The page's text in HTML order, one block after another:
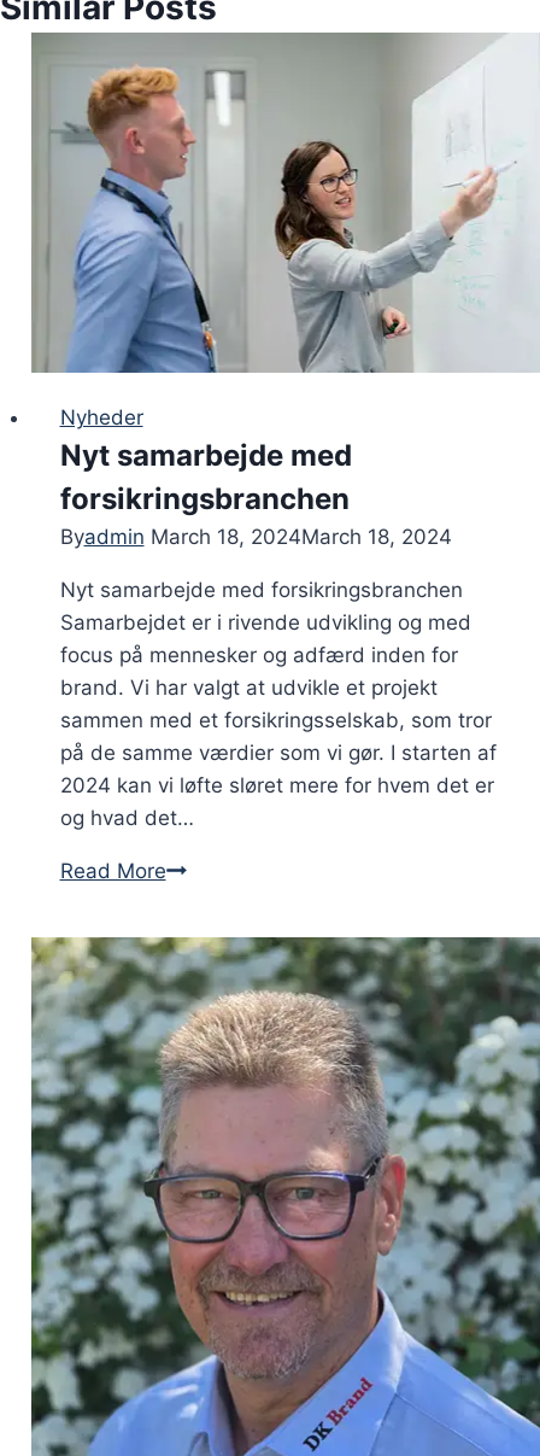
Nyheder
Nyt samarbejde med
forsikringsbranchen
Byadmin March 18, 2024March 18, 2024
Nyt samarbejde med forsikringsbranchen
Samarbejdet er i rivende udvikling og med
focus på mennesker og adfærd inden for
brand. Vi har valgt at udvikle et projekt
sammen med et forsikringsselskab, som tror
på de samme værdier som vi gør. I starten af
2024 kan vi løfte sløret mere for hvem det er
og hvad det…
Read MoreNyt
med
forsikringsbranchen